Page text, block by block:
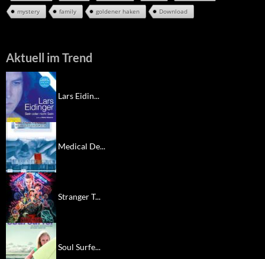
mystery family goldener haken Download
Aktuell im Trend
Lars Eidin...
Medical De...
Stranger T...
Soul Surfe...